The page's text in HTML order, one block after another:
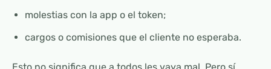
molestias con la app o el token;
cargos o comisiones que el cliente no esperaba.